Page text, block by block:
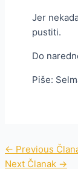
Jer
pustiti.
Do
Piše:
← Previous
Next Članak →